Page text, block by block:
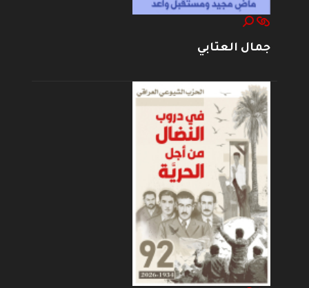
جمال العتابي